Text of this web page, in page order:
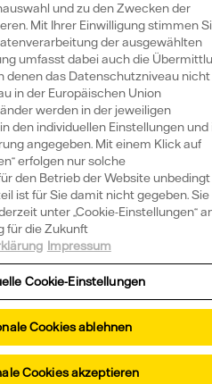
und zu den Zwecken der
Mit Ihrer Einwilligung stimmen
der ausgewählten
umfasst dabei auch die
denen das Datenschutzniveau nicht
in der Europäischen Union
werden in der jeweiligen
den individuellen Einstellungen und
angegeben. Mit einem Klick auf
erfolgen nur solche
den Betrieb der Website unbedingt
ist für Sie damit nicht gegeben. Sie
unter „Cookie-Einstellungen“
für die Zukunft
Impressum
Cookie-Einstellungen
Cookies ablehnen
Cookies akzeptieren